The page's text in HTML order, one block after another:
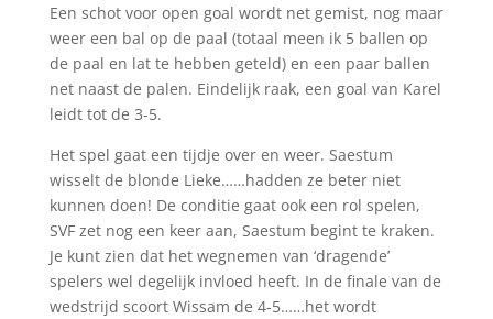
Een schot voor open goal wordt net gemist, nog maar
weer een bal op de paal (totaal meen ik 5 ballen op
de paal en lat te hebben geteld) en een paar ballen
net naast de palen. Eindelijk raak, een goal van Karel
leidt tot de 3-5.
Het spel gaat een tijdje over en weer. Saestum
wisselt de blonde Lieke……hadden ze beter niet
kunnen doen! De conditie gaat ook een rol spelen,
SVF zet nog een keer aan, Saestum begint te kraken.
Je kunt zien dat het wegnemen van ‘dragende’
spelers wel degelijk invloed heeft. In de finale van de
wedstrijd scoort Wissam de 4-5……het wordt